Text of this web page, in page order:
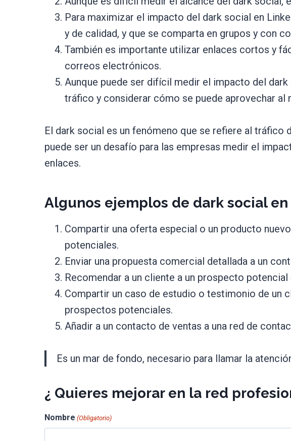
Para maximizar el impacto del dark social en
y de calidad, y que se comparta en grupos y con
También es importante utilizar enlaces cortos y
correos electrónicos.
Aunque puede ser difícil medir el impacto del
tráfico y considerar cómo se puede aprovechar
El dark social es un fenómeno que se refiere al
puede ser un desafío para las empresas medir el
enlaces.
Algunos ejemplos de dark social
Compartir una oferta especial o un producto
potenciales.
Enviar una propuesta comercial detallada a un
Recomendar a un cliente a un prospecto potencial
Compartir un caso de estudio o testimonio de un
prospectos potenciales.
Añadir a un contacto de ventas a una red de
Es un mar de fondo, necesario para llamar la
¿ Quieres mejorar en la red
Nombre (Obligatorio)